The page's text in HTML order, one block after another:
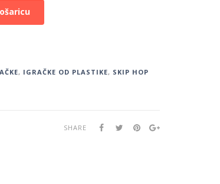
, IGRAČKE OD PLASTIKE, SKIP HOP
SHARE